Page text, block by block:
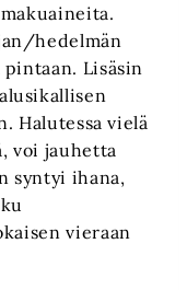
hedelmän
Lisäsin
Halutessa vielä
voi jauhetta
syntyi ihana,
vieraan